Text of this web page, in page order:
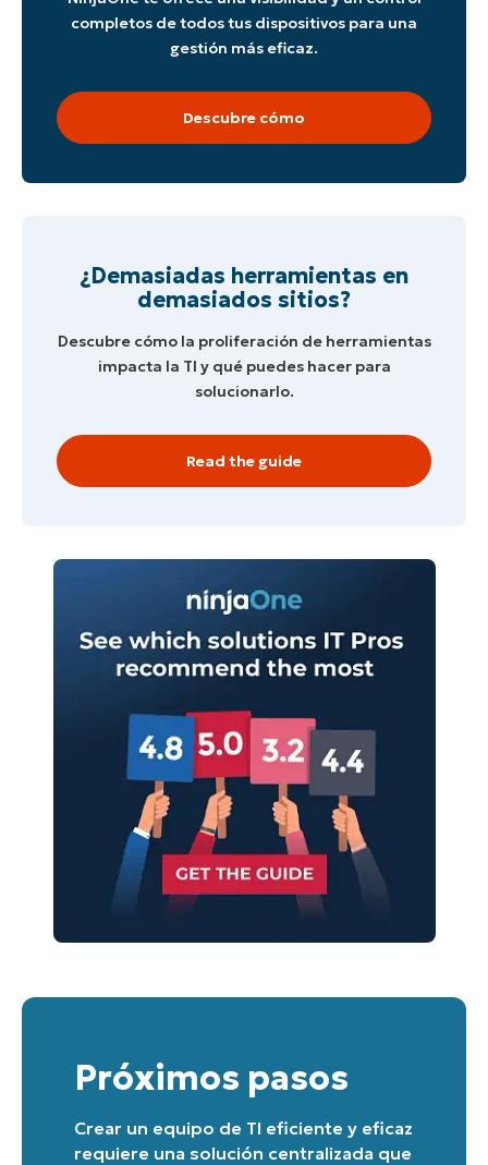
completos de todos tus dispositivos para una
gestión más eficaz.
Descubre cómo
¿Demasiadas herramientas en
demasiados sitios?
Descubre cómo la proliferación de herramientas
impacta la TI y qué puedes hacer para
solucionarlo.
Read the guide
Próximos pasos
Crear un equipo de TI eficiente y eficaz
requiere una solución centralizada que
Start your 14-day trial
name*